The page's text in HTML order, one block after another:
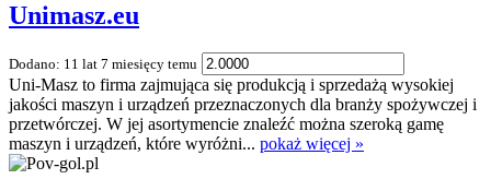
Unimasz.eu
Dodano: 11 lat 7 miesięcy temu
Uni-Masz to firma zajmująca się produkcją i sprzedażą wysokiej
jakości maszyn i urządzeń przeznaczonych dla branży spożywczej i
przetwórczej. W jej asortymencie znaleźć można szeroką gamę
maszyn i urządzeń, które wyróżni... pokaż więcej »